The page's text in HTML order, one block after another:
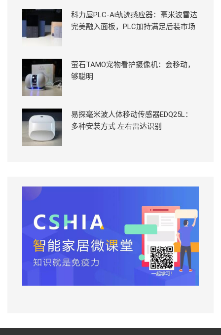
科力屋PLC-Ai轨迹感应器：毫米波雷达
完美融入面板，PLC加持满足后装市场
萤石TAMO宠物看护摄像机：会移动，
够聪明
易探毫米波人体移动传感器EDQ25L：
多种安装方式 左右雷达识别